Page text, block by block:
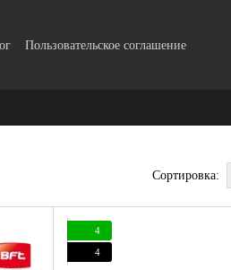
Пользовательское соглашение
Сортировка:
4
4